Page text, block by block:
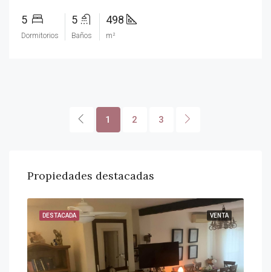
5
Dormitorios
5
Baños
498
m²
1 2 3
Propiedades destacadas
VENTA
DESTACADA